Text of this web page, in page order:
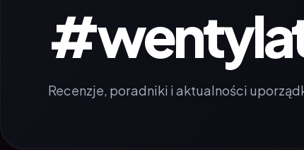
Recenzje, poradniki i aktualności